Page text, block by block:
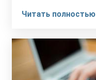
Читать полностью